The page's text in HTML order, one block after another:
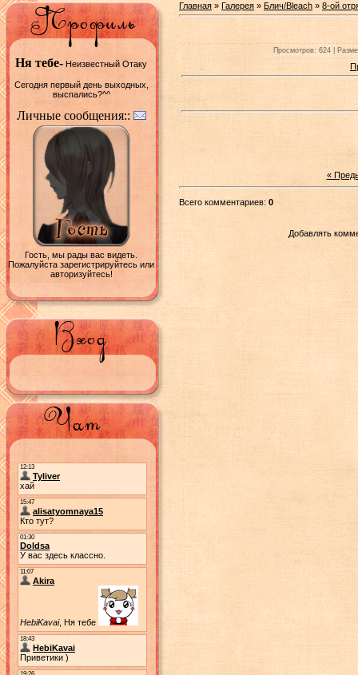
Ня тебе- Неизвестный Отаку
Сегодня первый день выходных,
выспались?^^
Личные сообщения::
Гость, мы рады вас видеть.
Пожалуйста зарегистрируйтесь или
авторизуйтесь!
Главная » Галерея » Блич/Bleach » 8-ой
Просмотров: 624 |
«
Всего комментариев: 0
Добавлять